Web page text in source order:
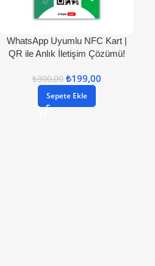
WhatsApp Uyumlu NFC Kart |
QR ile Anlık İletişim Çözümü!
₺300,00 ₺199,00
Sepete Ekle